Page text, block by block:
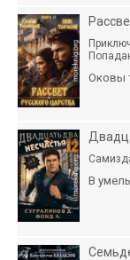
Оковы
В